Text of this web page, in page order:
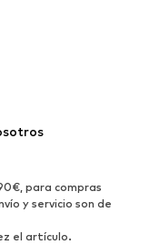
deportivos
para compras
y servicio son de
el artículo.